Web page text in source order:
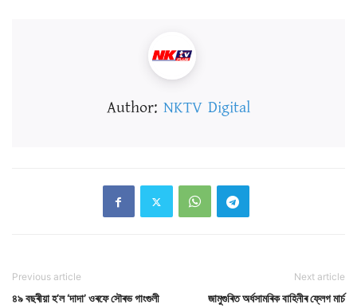
Author: NKTV Digital
Previous article
৪৯ বছৰীয়া হ’ল ‘দাদা’ ওৰফে সৌৰভ গাংগুলী
Next article
জামুগুৰিত অৰ্ধসামৰিক বাহিনীৰ ফ্লেগ মাৰ্চ